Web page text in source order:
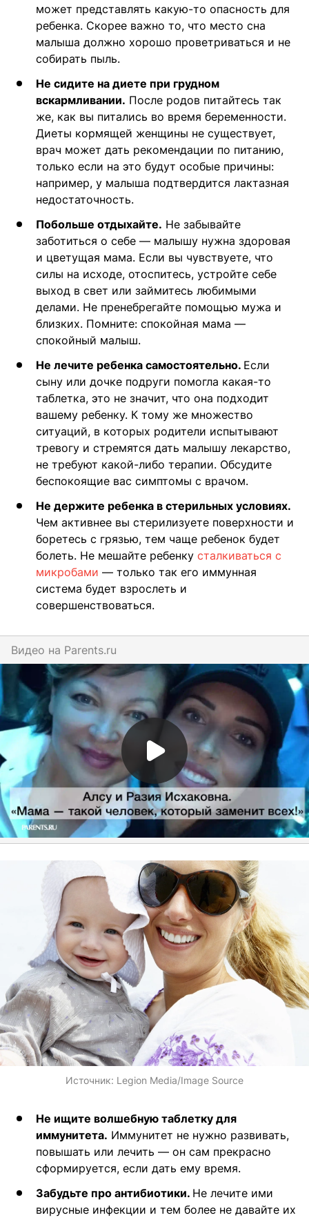
может представлять какую-то опасность для
ребенка. Скорее важно то, что место сна
малыша должно хорошо проветриваться и не
собирать пыль.
Не сидите на диете при грудном
вскармливании. После родов питайтесь так
же, как вы питались во время беременности.
Диеты кормящей женщины не существует,
врач может дать рекомендации по питанию,
только если на это будут особые причины:
например, у малыша подтвердится лактазная
недостаточность.
Побольше отдыхайте. Не забывайте
заботиться о себе — малышу нужна здоровая
и цветущая мама. Если вы чувствуете, что
силы на исходе, отоспитесь, устройте себе
выход в свет или займитесь любимыми
делами. Не пренебрегайте помощью мужа и
близких. Помните: спокойная мама —
спокойный малыш.
Не лечите ребенка самостоятельно. Если
сыну или дочке подруги помогла какая-то
таблетка, это не значит, что она подходит
вашему ребенку. К тому же множество
ситуаций, в которых родители испытывают
тревогу и стремятся дать малышу лекарство,
не требуют какой-либо терапии. Обсудите
беспокоящие вас симптомы с врачом.
Не держите ребенка в стерильных условиях.
Чем активнее вы стерилизуете поверхности и
боретесь с грязью, тем чаще ребенок будет
болеть. Не мешайте ребенку сталкиваться с
микробами — только так его иммунная
система будет взрослеть и
совершенствоваться.
Видео на parents.ru
Источник: Legion Media/Image Source
Не ищите волшебную таблетку для
иммунитета. Иммунитет не нужно развивать,
повышать или лечить — он сам прекрасно
сформируется, если дать ему время.
Забудьте про антибиотики. Не лечите ими
вирусные инфекции и тем более не давайте их